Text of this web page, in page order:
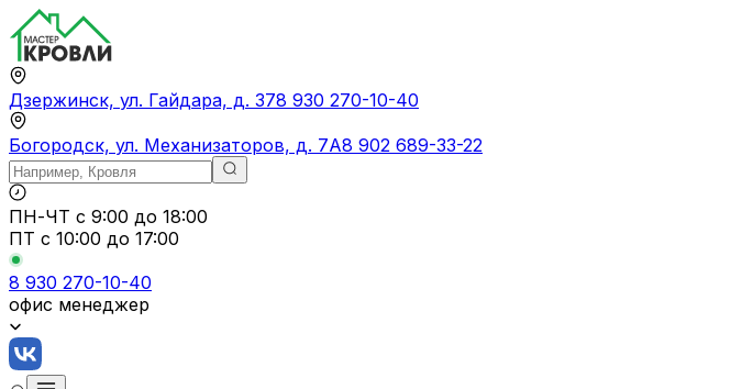
Дзержинск, ул. Гайдара, д. 378 930 270-10-40
Богородск, ул. Механизаторов, д. 7А8 902 689-33-22
ПН-ЧТ с 9:00 до 18:00
ПТ с 10:00 до 17:00
8 930 270-10-40
офис менеджер